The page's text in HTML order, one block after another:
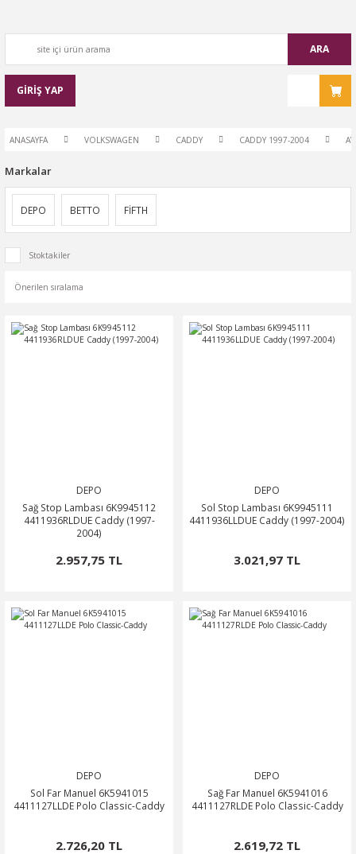
ARA
GİRİŞ YAP
ANASAYFA VOLKSWAGEN CADDY CADDY 1997-2004
Markalar
DEPO BETTO FİFTH
Stoktakiler
DEPO
Sağ Stop Lambası 6K9945112
4411936RLDUE Caddy (1997-
2004)
2.957,75 TL
DEPO
Sol Stop Lambası 6K9945111
4411936LLDUE Caddy (1997-2004)
3.021,97 TL
DEPO
Sol Far Manuel 6K5941015
4411127LLDE Polo Classic-Caddy
2.726,20 TL
DEPO
Sağ Far Manuel 6K5941016
4411127RLDE Polo Classic-Caddy
2.619,72 TL